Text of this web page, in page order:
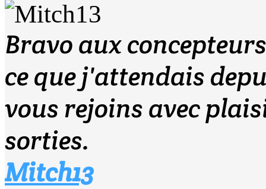
Bravo aux
ce que j'attendais
vous rejoins avec
sorties.
Mitch13